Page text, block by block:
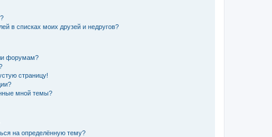
в списках моих друзей и недругов?
форумам?
страницу!
мной темы?
на определённую тему?